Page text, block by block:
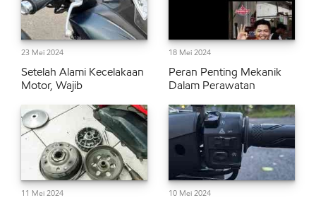
23 Mei 2024
Setelah Alami Kecelakaan
Motor, Wajib
18 Mei 2024
Peran Penting Mekanik
Dalam Perawatan
11 Mei 2024 10 Mei 2024